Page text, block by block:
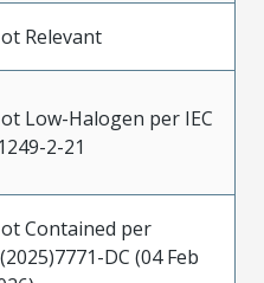
Relevant
Low-Halogen per IEC
2-21
Contained per
DC (04 Feb